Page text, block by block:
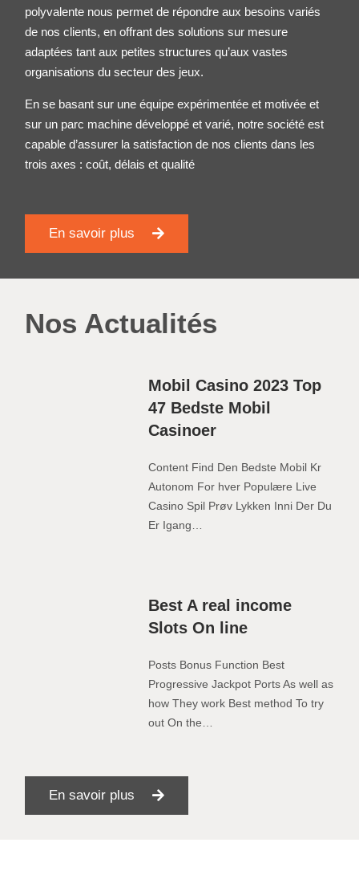
polyvalente nous permet de répondre aux besoins variés
de nos clients, en offrant des solutions sur mesure
adaptées tant aux petites structures qu’aux vastes
organisations du secteur des jeux.
En se basant sur une équipe expérimentée et motivée et
sur un parc machine développé et varié, notre société est
capable d’assurer la satisfaction de nos clients dans les
trois axes : coût, délais et qualité
En savoir plus
Nos Actualités
Mobil Casino 2023 Top
47 Bedste Mobil
Casinoer
Content Find Den Bedste Mobil Kr
Autonom For hver Populære Live
Casino Spil Prøv Lykken Inni Der Du
Er Igang…
Best A real income
Slots On line
Posts Bonus Function Best
Progressive Jackpot Ports As well as
how They work Best method To try
out On the…
En savoir plus